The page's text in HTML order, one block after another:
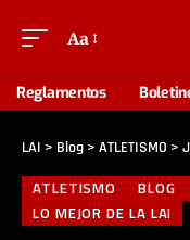
Aa
Reglamentos
LAI > Blog > ATLETISMO >
ATLETISMO BLOG
LO MEJOR DE LA LAI